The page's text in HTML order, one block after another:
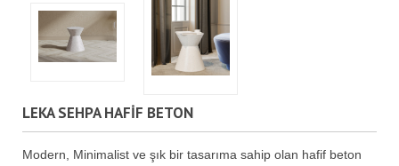
LEKA SEHPA HAFİF BETON
Modern, Minimalist ve şık bir tasarıma sahip olan hafif beton